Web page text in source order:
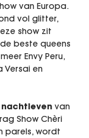
van Europa.
vol glitter,
show zit
beste queens
Envy Peru,
Versai en
nachtleven van
Show Chèri
parels, wordt